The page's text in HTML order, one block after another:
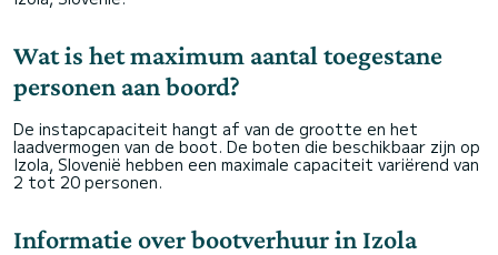
Wat is het maximum aantal toegestane
personen aan boord?
De instapcapaciteit hangt af van de grootte en het
laadvermogen van de boot. De boten die beschikbaar zijn op
Izola, Slovenië hebben een maximale capaciteit variërend van
2 tot 20 personen.
Informatie over bootverhuur in Izola